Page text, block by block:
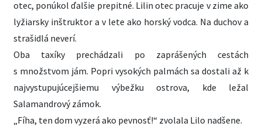
otec, ponúkol ďalšie prepitné. Lilin otec pracuje v zime ako
lyžiarsky inštruktor a v lete ako horský vodca. Na duchov a
strašidlá neverí.
Oba taxíky prechádzali po zaprášených cestách
s množstvom jám. Popri vysokých palmách sa dostali až k
najvystupujúcejšiemu výbežku ostrova, kde ležal
Salamandrový zámok.
„Fíha, ten dom vyzerá ako pevnosť!“ zvolala Lilo nadšene.